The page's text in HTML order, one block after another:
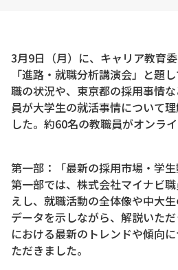
3月9日（月）に、キャリア教育
「進路・就職分析講演会」と題
職の状況や、東京都の採用事情
員が大学生の就活事情について
した。約60名の教職員がオンラ
第一部：「最新の採用市場・学生
第一部では、株式会社マイナビ
えし、就職活動の全体像や中大生
データを示しながら、解説いた
における最新のトレンドや傾向
ただきました。